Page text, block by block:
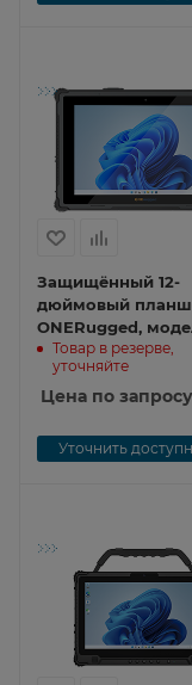
Защищённый 12-
дюймовый
ONERugged,
M20A M20A-i7
Товар в резерве,
уточняйте
Цена по запросу
Уточнить